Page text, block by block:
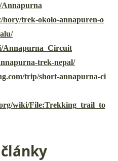
Annapurna
hory/trek-okolo-annapuren-o
Annapurna_Circuit
trek-nepal/
trip/short-annapurna-ci
wiki/File:Trekking_trail_to